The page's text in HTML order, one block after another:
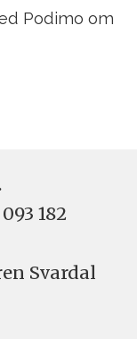
Podimo om
182
Svardal